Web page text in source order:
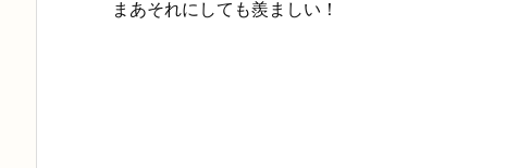
まあそれにしても羨ましい！